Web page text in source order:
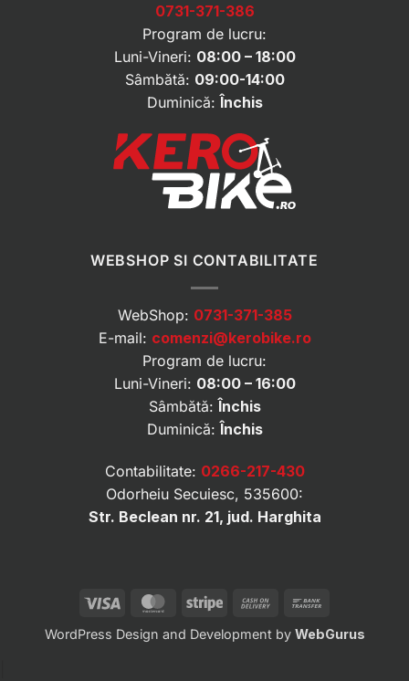
0731-371-386
Program de lucru:
Luni-Vineri: 08:00 – 18:00
Sâmbătă: 09:00-14:00
Duminică:Închis
WEBSHOP SI CONTABILITATE
WebShop: 0731-371-385
E-mail: comenzi@kerobike.ro
Program de lucru:
Luni-Vineri: 08:00 – 16:00
Sâmbătă: Închis
Duminică: Închis
Contabilitate: 0266-217-430
Odorheiu Secuiesc, 535600:
Str. Beclean nr. 21, jud. Harghita
Visa MasterCard
Stripe
Cash
Delivery
WordPress Design and Development by WebGurus